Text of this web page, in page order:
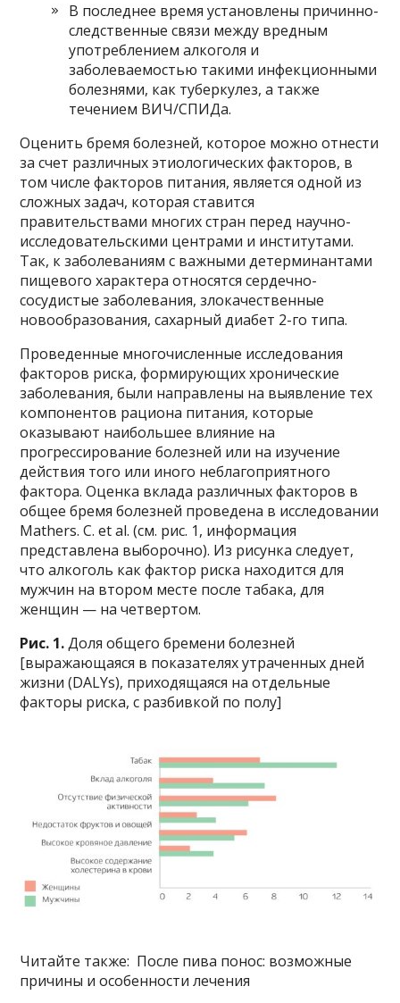
В последнее время установлены причинно-
следственные связи между вредным
употреблением алкоголя и
заболеваемостью такими инфекционными
болезнями, как туберкулез, а также
течением ВИЧ/СПИДа.
Оценить бремя болезней, которое можно отнести
за счет различных этиологических факторов, в
том числе факторов питания, является одной из
сложных задач, которая ставится
правительствами многих стран перед научно-
исследовательскими центрами и институтами.
Так, к заболеваниям с важными детерминантами
пищевого характера относятся сердечно-
сосудистые заболевания, злокачественные
новообразования, сахарный диабет 2-го типа.
Проведенные многочисленные исследования
факторов риска, формирующих хронические
заболевания, были направлены на выявление тех
компонентов рациона питания, которые
оказывают наибольшее влияние на
прогрессирование болезней или на изучение
действия того или иного неблагоприятного
фактора. Оценка вклада различных факторов в
общее бремя болезней проведена в исследовании
Mathers. C. et al. (см. рис. 1, информация
представлена выборочно). Из рисунка следует,
что алкоголь как фактор риска находится для
мужчин на втором месте после табака, для
женщин — на четвертом.
Рис. 1.Доля общего бремени болезней
[выражающаяся в показателях утраченных дней
жизни (DALYs), приходящаяся на отдельные
факторы риска, с разбивкой по полу]
Читайте также: После пива понос: возможные
причины и особенности лечения